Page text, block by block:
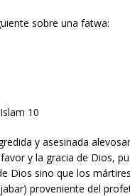
sobre una fatwa:
10
y asesinada
y la gracia de Dios,
Dios sino que los
proveniente del